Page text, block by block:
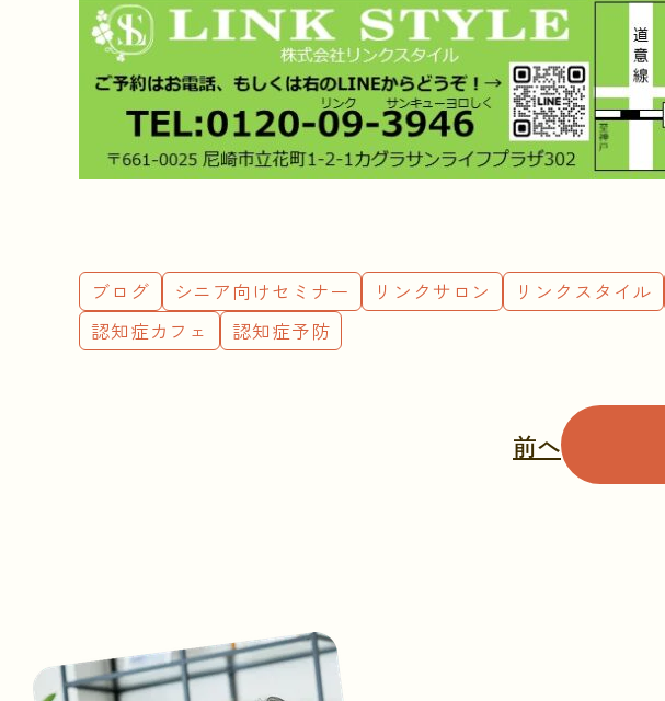
ブログ シニア向けセミナー リンクサロン リンクスタイル
認知症カフェ
認知症予防
前へ